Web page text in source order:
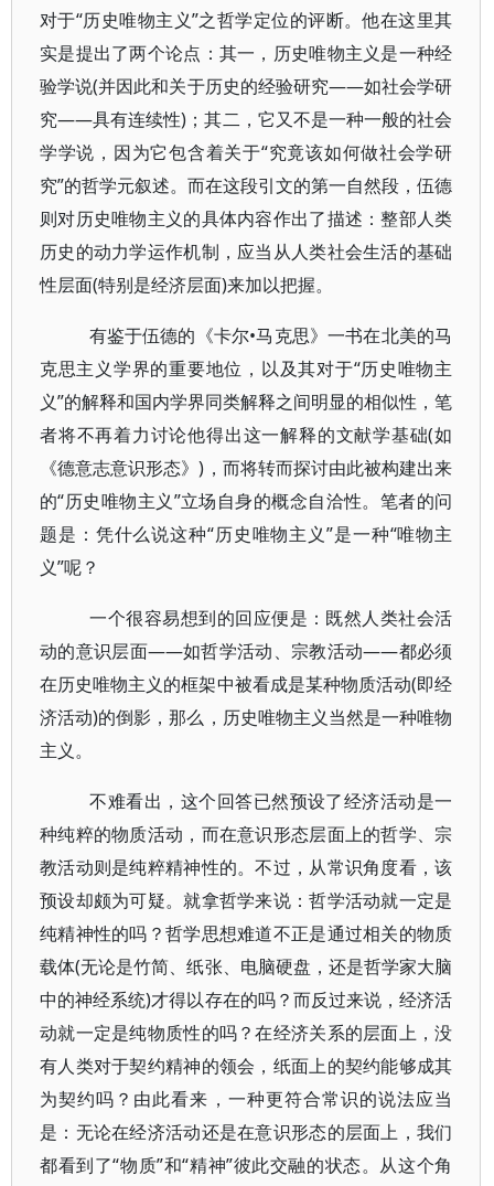
对于“历史唯物主义”之哲学定位的评断。他在这里其
实是提出了两个论点：其一，历史唯物主义是一种经
验学说(并因此和关于历史的经验研究——如社会学研
究——具有连续性)；其二，它又不是一种一般的社会
学学说，因为它包含着关于“究竟该如何做社会学研
究”的哲学元叙述。而在这段引文的第一自然段，伍德
则对历史唯物主义的具体内容作出了描述：整部人类
历史的动力学运作机制，应当从人类社会生活的基础
性层面(特别是经济层面)来加以把握。
有鉴于伍德的《卡尔•马克思》一书在北美的马
克思主义学界的重要地位，以及其对于“历史唯物主
义”的解释和国内学界同类解释之间明显的相似性，笔
者将不再着力讨论他得出这一解释的文献学基础(如
《德意志意识形态》)，而将转而探讨由此被构建出来
的“历史唯物主义”立场自身的概念自洽性。笔者的问
题是：凭什么说这种“历史唯物主义”是一种“唯物主
义”呢？
一个很容易想到的回应便是：既然人类社会活
动的意识层面——如哲学活动、宗教活动——都必须
在历史唯物主义的框架中被看成是某种物质活动(即经
济活动)的倒影，那么，历史唯物主义当然是一种唯物
主义。
不难看出，这个回答已然预设了经济活动是一
种纯粹的物质活动，而在意识形态层面上的哲学、宗
教活动则是纯粹精神性的。不过，从常识角度看，该
预设却颇为可疑。就拿哲学来说：哲学活动就一定是
纯精神性的吗？哲学思想难道不正是通过相关的物质
载体(无论是竹简、纸张、电脑硬盘，还是哲学家大脑
中的神经系统)才得以存在的吗？而反过来说，经济活
动就一定是纯物质性的吗？在经济关系的层面上，没
有人类对于契约精神的领会，纸面上的契约能够成其
为契约吗？由此看来，一种更符合常识的说法应当
是：无论在经济活动还是在意识形态的层面上，我们
都看到了“物质”和“精神”彼此交融的状态。从这个角